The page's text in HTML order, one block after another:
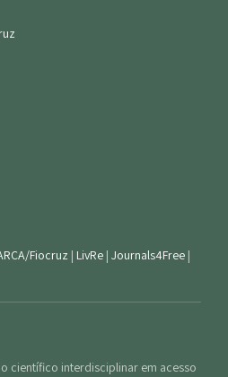
Fiocruz | LivRe | Journals4Free |
científico interdisciplinar em acesso